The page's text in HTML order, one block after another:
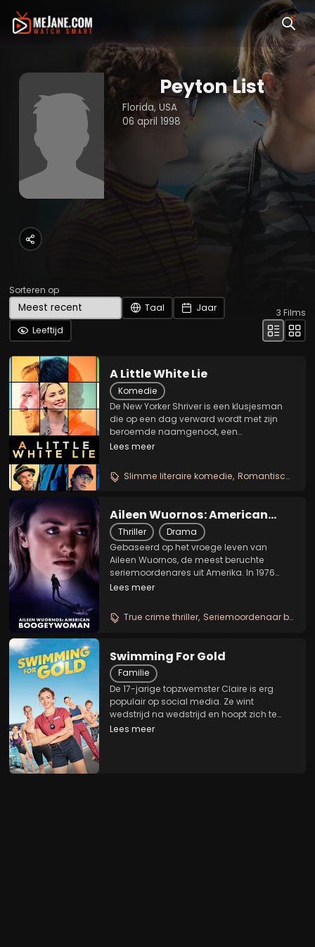
Peyton List
Florida, USA
06 april 1998
Sorteren op
Taal
Jaar
Leeftijd
3 Films
A Little White Lie
Komedie
De New Yorker Shriver is een klusjesman
die op een dag verward wordt met zijn
beroemde naamgenoot, een
teruggetrokken schrijver. Shriver gaat
auteursfestival waar hij een toespraak zal
houden en waar hij...
Lees meer
Slimme literaire komedie Romantische identiteitsverwarring
Aileen Wuornos: American
Boogeywoman
Thriller
Drama
Gebaseerd op het vroege leven van
Aileen Wuornos, de meest beruchte
seriemoordenares uit Amerika. In 1976
arriveert een jonge Aileen in Flordia, op
helpen ontsnappen aan haar tragische
verleden. Ze ontmoet...
Lees meer
True crime thriller Seriemoordenaar biopic
Swimming For Gold
Familie
De 17-jarige topzwemster Claire is erg
populair op social media. Ze wint
wedstrijd na wedstrijd en hoopt zich te
kwalificeren voor de Olympische Spelen.
Lees meer